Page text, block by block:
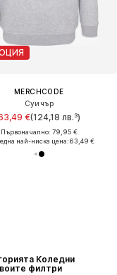
MERCHCODE
Суичър
€(124,18 лв.³)
Първоначално: 79,95 €
най-ниска цена:63,49 €
Коледни
филтри